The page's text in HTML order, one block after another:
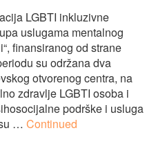
LGBTI inkluzivne
uslugama mentalnog
finansiranog od strane
su održana dva
otvorenog centra, na
zdravlje LGBTI osoba i
podrške i usluga
… Continued